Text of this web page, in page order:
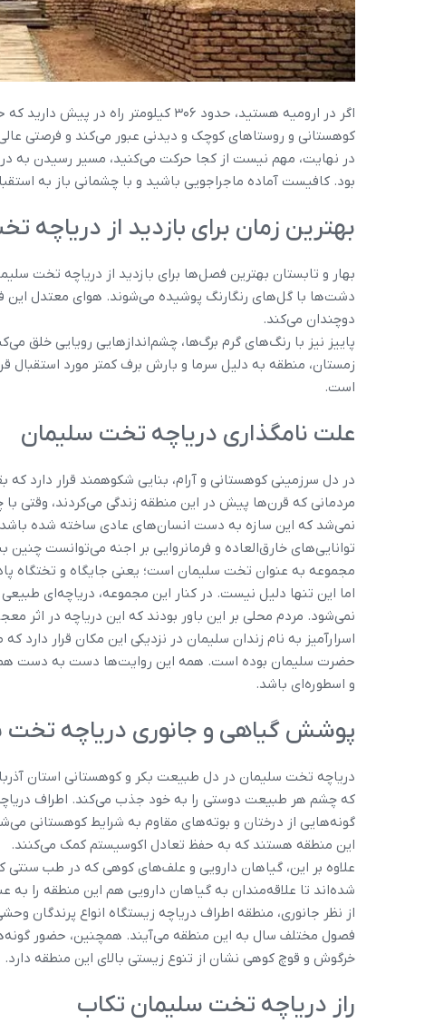
کوهستانی و روستاهای کوچک و دیدنی عبور می‌کند و فرصتی
در نهایت، مهم نیست از کجا حرکت می‌کنید، مسیر رسیدن به
بود. کافیست آماده ماجراجویی باشید و با چشمانی باز به
بهترین زمان برای بازدید از دریاچه
بهار و تابستان بهترین فصل‌ها برای بازدید از دریاچه تخت
دشت‌ها با گل‌های رنگارنگ پوشیده می‌شوند. هوای معتدل این
دوچندان می‌کند.
پاییز نیز با رنگ‌های گرم برگ‌ها، چشم‌اندازهایی رویایی خلق
زمستان، منطقه به دلیل سرما و بارش برف کمتر مورد استقبال
است.
علت نامگذاری دریاچه تخت سلیمان
در دل سرزمینی کوهستانی و آرام، بنایی شکوهمند قرار دارد
مردمانی که قرن‌ها پیش در این منطقه زندگی می‌کردند، وقتی
نمی‌شد که این سازه به دست انسان‌های عادی ساخته شده
توانایی‌های خارق‌العاده و فرمانروایی بر اجنه می‌توانست چنین
مجموعه به عنوان تخت سلیمان است؛ یعنی جایگاه و تختگاه
اما این تنها دلیل نیست. در کنار این مجموعه، دریاچه‌ای
نمی‌شود. مردم محلی بر این باور بودند که این دریاچه در
اسرارآمیز به نام زندان سلیمان در نزدیکی این مکان قرار
حضرت سلیمان بوده است. همه این روایت‌ها دست به دست هم
و اسطوره‌ای باشد.
پوشش گیاهی و جانوری دریاچه تخت
دریاچه تخت سلیمان در دل طبیعت بکر و کوهستانی استان
که چشم هر طبیعت دوستی را به خود جذب می‌کند. اطراف دریاچه
گونه‌هایی از درختان و بوته‌های مقاوم به شرایط کوهستانی
این منطقه هستند که به حفظ تعادل اکوسیستم کمک می‌کنند.
علاوه بر این، گیاهان دارویی و علف‌های کوهی که در طب سنتی
شده‌اند تا علاقه‌مندان به گیاهان دارویی هم این منطقه را به
از نظر جانوری، منطقه اطراف دریاچه زیستگاه انواع پرندگان
فصول مختلف سال به این منطقه می‌آیند. همچنین، حضور
خرگوش و قوچ کوهی نشان از تنوع زیستی بالای این منطقه دارد.
راز دریاچه تخت سلیمان تکاب